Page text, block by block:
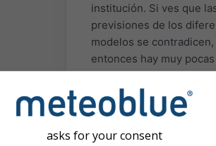
institución. Si ves que
previsiones de los
modelos se contradicen,
entonces hay muy pocas
posibilidades de
temporada para ese
de tiempo. Hay algunas
que las previsiones
asks for your consent